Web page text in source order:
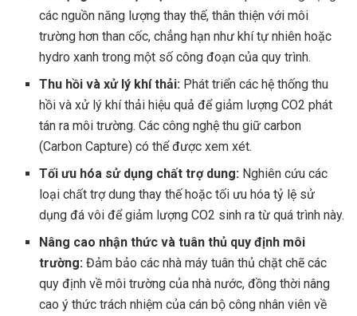
các nguồn năng lượng thay thế, thân thiện với môi
trường hơn than cốc, chẳng hạn như khí tự nhiên hoặc
hydro xanh trong một số công đoạn của quy trình.
Thu hồi và xử lý khí thải: Phát triển các hệ thống thu
hồi và xử lý khí thải hiệu quả để giảm lượng CO2 phát
tán ra môi trường. Các công nghệ thu giữ carbon
(Carbon Capture) có thể được xem xét.
Tối ưu hóa sử dụng chất trợ dung: Nghiên cứu các
loại chất trợ dung thay thế hoặc tối ưu hóa tỷ lệ sử
dụng đá vôi để giảm lượng CO2 sinh ra từ quá trình này.
Nâng cao nhận thức và tuân thủ quy định môi
trường: Đảm bảo các nhà máy tuân thủ chặt chẽ các
quy định về môi trường của nhà nước, đồng thời nâng
cao ý thức trách nhiệm của cán bộ công nhân viên về